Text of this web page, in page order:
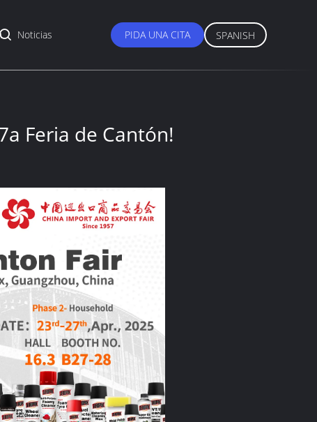
Noticias PIDA UNA CITA SPANISH
Feria de Cantón!